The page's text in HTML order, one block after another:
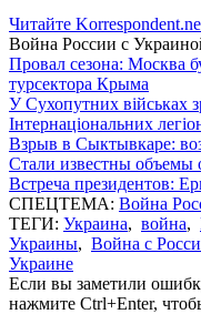
Читайте
Война России с
Провал сезона: Москва
турсектора Крыма
У Сухопутних військах
Інтернаціональних
Взрыв в Сыктывкаре:
Стали известны объемы
Встреча президентов:
СПЕЦТЕМА: Война
ТЕГИ: Украина, война,
Украины, Война с
Украине
Если вы заметили
нажмите Ctrl+Enter,